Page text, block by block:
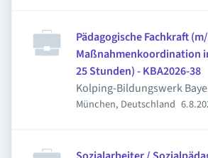
Pädagogische Fachkraft
Maßnahmenkoordination
25 Stunden) - KBA2026-38
Kolping-Bildungswerk
München, Deutschland